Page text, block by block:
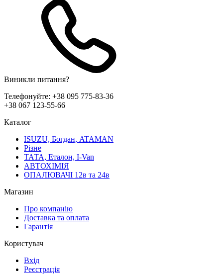
Виникли питання?
Телефонуйте: +38 095 775-83-36
+38 067 123-55-66
Каталог
ISUZU, Богдан, ATAMAN
Різне
ТАТА, Еталон, I-Van
АВТОХІМІЯ
ОПАЛЮВАЧІ 12в та 24в
Магазин
Про компанію
Доставка та оплата
Гарантія
Користувач
Вхід
Реєстрація